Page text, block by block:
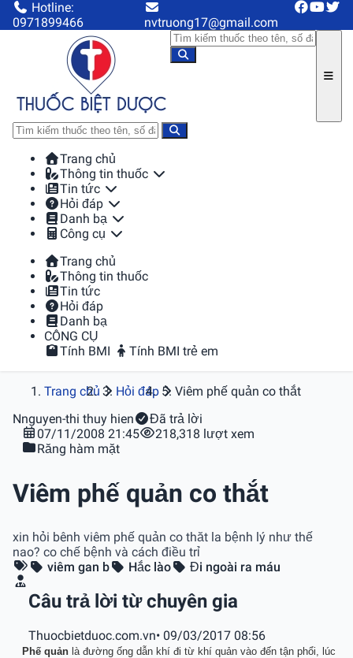
Hotline:
0971899466
nvtruong17@gmail.com
Trang chủ
Thông tin thuốc
Tin tức
Hỏi đáp
Danh bạ
Công cụ
Trang chủ
Thông tin thuốc
Tin tức
Hỏi đáp
Danh bạ
CÔNG CỤ
Tính BMI
Tính BMI trẻ em
Trang chủ Hỏi đáp
Viêm phế quản co thắt
Nnguyen-thi thuy hien
Đã trả lời
07/11/2008 21:45
218,318 lượt xem
Răng hàm mặt
Viêm phế quản co thắt
xin hỏi bênh viêm phế quản co thăt la bệnh lý như thế
nao? co chế bệnh và cách điều trỉ
viêm gan b
Hắc lào Đi ngoài ra máu
Câu trả lời từ chuyên gia
Thuocbietduoc.com.vn• 09/03/2017 08:56
Phế quản là đường ống dẫn khí đi từ khí quản vào đến tận phổi, lúc